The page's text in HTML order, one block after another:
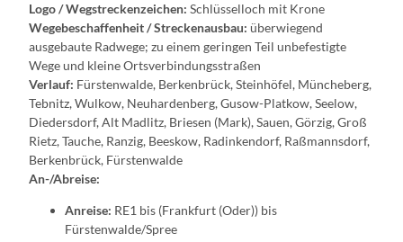
Logo / Wegstreckenzeichen: Schlüsselloch mit Krone
Wegebeschaffenheit / Streckenausbau: überwiegend
ausgebaute Radwege; zu einem geringen Teil unbefestigte
Wege und kleine Ortsverbindungsstraßen
Verlauf: Fürstenwalde, Berkenbrück, Steinhöfel, Müncheberg,
Tebnitz, Wulkow, Neuhardenberg, Gusow-Platkow, Seelow,
Diedersdorf, Alt Madlitz, Briesen (Mark), Sauen, Görzig, Groß
Rietz, Tauche, Ranzig, Beeskow, Radinkendorf, Raßmannsdorf,
Berkenbrück, Fürstenwalde
An-/Abreise:
Anreise: RE1 bis (Frankfurt (Oder)) bis
Fürstenwalde/Spree